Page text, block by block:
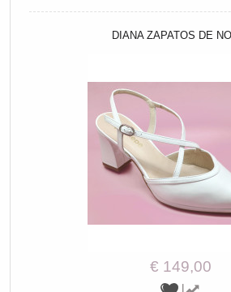
DIANA ZAPATOS DE
€ 149,00